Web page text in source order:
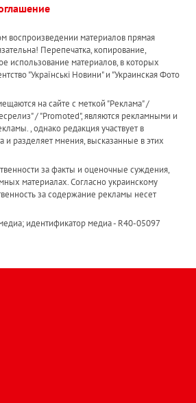
воспроизведении материалов прямая
Перепечатка, копирование,
использование материалов, в которых
"Українськi Новини" и "Украинская Фото
на сайте с меткой "Реклама" /
/ "Promoted", являются рекламными и
, однако редакция участвует в
и разделяет мнения, высказанные в этих
за факты и оценочные суждения,
материалах. Согласно украинскому
за содержание рекламы несет
идентификатор медиа - R40-05097